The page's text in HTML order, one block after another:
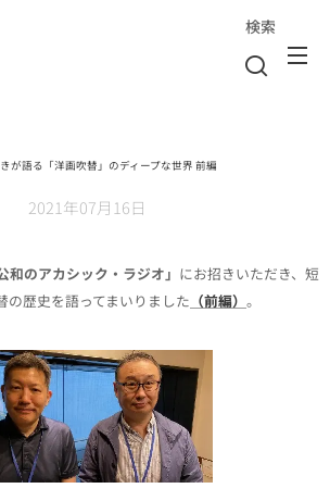
検索
が語る「洋画吹替」のディープな世界 前編
2021年07月16日
のアカシック・ラジオ」 にお招きいただき、短
の歴史を語ってまいりました （前編） 。